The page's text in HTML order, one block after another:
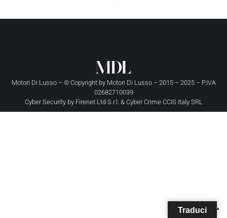
Motori Di Lusso – © Copyright by Motori Di Lusso– 2015 – 2025 – P.IVA
02682710039
Cyber Security by Firenet Ltd S.r.l. & Cyber Crime CCIS Italy SRL
Traduci